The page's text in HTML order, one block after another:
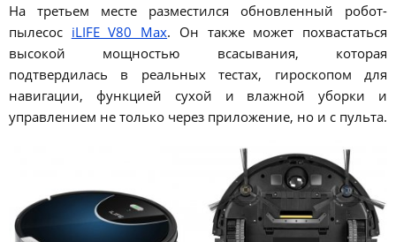
На третьем месте разместился обновленный робот-
пылесос iLIFE V80 Max. Он также может похвастаться
высокой мощностью всасывания, которая
подтвердилась в реальных тестах, гироскопом для
навигации, функцией сухой и влажной уборки и
управлением не только через приложение, но и с пульта.